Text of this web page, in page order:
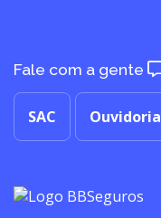
Fale com a gente
SAC Ouvidoria